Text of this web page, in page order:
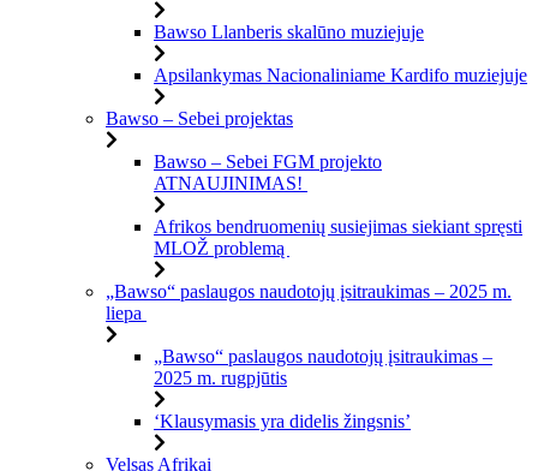
Bawso Llanberis skalūno muziejuje
Apsilankymas Nacionaliniame Kardifo muziejuje
Bawso – Sebei projektas
Bawso – Sebei FGM projekto
ATNAUJINIMAS!
Afrikos bendruomenių susiejimas siekiant spręsti
MLOŽ problemą
„Bawso“ paslaugos naudotojų įsitraukimas – 2025 m.
liepa
„Bawso“ paslaugos naudotojų įsitraukimas –
2025 m. rugpjūtis
‘Klausymasis yra didelis žingsnis’
Velsas Afrikai